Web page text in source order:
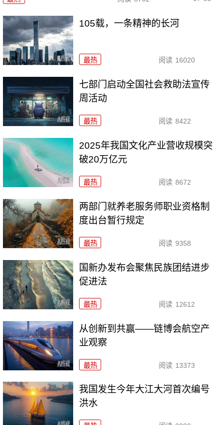
105载，一条精神的长河
最热 阅读 16020
七部门启动全国社会救助法宣传
周活动
最热 阅读 8422
2025年我国文化产业营收规模突
破20万亿元
最热 阅读 8672
两部门就养老服务师职业资格制
度出台暂行规定
最热 阅读 9358
国新办发布会聚焦民族团结进步
促进法
最热 阅读 12612
从创新到共赢——链博会航空产
业观察
最热 阅读 13373
我国发生今年大江大河首次编号
洪水